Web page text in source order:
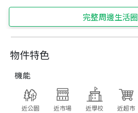
物件特色
機能
近公園 近市場 近學校 近超市
完整周邊生活圈